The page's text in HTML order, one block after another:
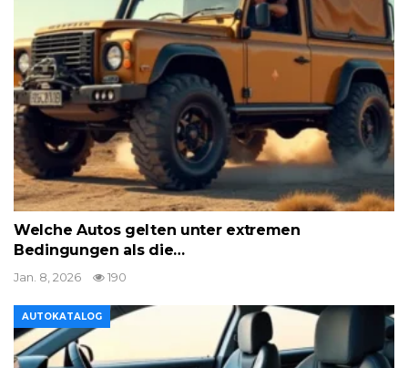
Welche Autos gelten unter extremen
Bedingungen als die…
Jan. 8, 2026 190
AUTOKATALOG